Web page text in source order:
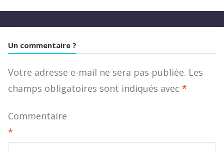
Un commentaire ?
Votre adresse e-mail ne sera pas publiée. Les
champs obligatoires sont indiqués avec *
Commentaire
*